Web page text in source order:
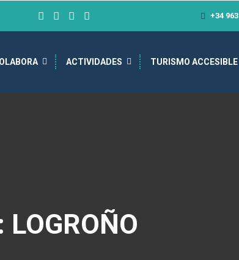
+34
ACTIVIDADES TURISMO ACCESIBLE
LOGROÑO